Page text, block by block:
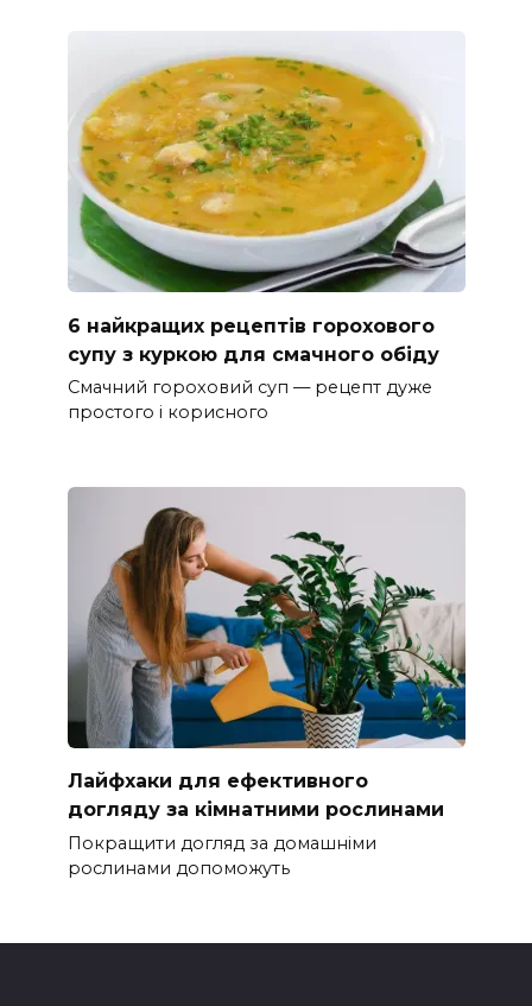
6 найкращих рецептів горохового
супу з куркою для смачного обіду
Смачний гороховий суп — рецепт дуже
простого і корисного
Лайфхаки для ефективного
догляду за кімнатними рослинами
Покращити догляд за домашніми
рослинами допоможуть